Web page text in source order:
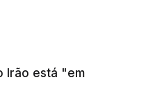
Irão está "em